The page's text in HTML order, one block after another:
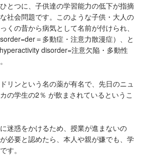
とつに、子供達の学習能力の低下が指摘
社会問題です。このような子供・大人の
くの昔から病気として名前が付けられ、
＝多動症・注意力散漫症）、と
disorder=注意欠陥・多動性
リンという名の薬が有名で、先日のニュ
の学生の2％ が飲まされているというこ
迷惑をかけるため、授業が進まないの
必要と認めたら、本人や親が嫌でも、学
す。